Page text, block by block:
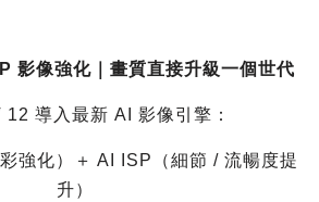
影像強化｜畫質直接升級一個世代
12 導入最新 AI 影像引擎：
強化）＋ AI ISP（細節 / 流暢度提
升）